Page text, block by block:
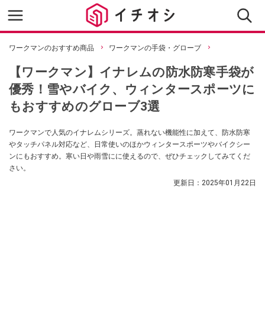
ワークマンのおすすめ商品 ワークマンの手袋・グローブ
【ワークマン】イナレムの防水防寒手袋が
優秀！雪やバイク、ウィンタースポーツに
もおすすめのグローブ3選
ワークマンで人気のイナレムシリーズ。蒸れない機能性に加えて、防水防寒
やタッチパネル対応など、日常使いのほかウィンタースポーツやバイクシー
ンにもおすすめ。寒い日や雨雪にに使えるので、ぜひチェックしてみてくだ
さい。
更新日： 2025年01月22日